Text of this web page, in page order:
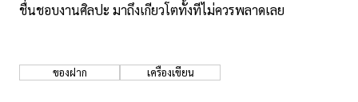
ชื่นชอบงานศิลปะ มาถึงเกียวโตทั้งทีไม่ควรพลาดเลย
ของฝาก เครื่องเขียน